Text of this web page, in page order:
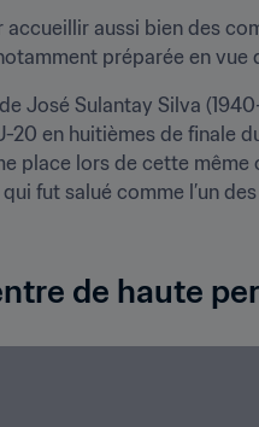
aussi bien des
préparée en vue
José Sulantay Silva
20 en huitièmes de finale
place lors de cette
fut salué comme l’un
de haute